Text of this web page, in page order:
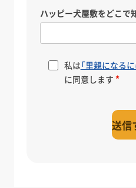
ハッピー犬屋敷をどこで
私は「里親になるに
に同意します